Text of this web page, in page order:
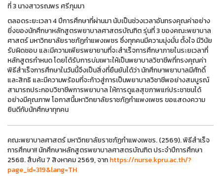
ที่ 3 นางสาวรณพร ศรีภุมมา
ตลอดระยะเวลา 4 ปีการศึกษาที่ผ่านมา นับเป็นช่วงเวลาอันทรงคุณค่าอย่าง
ยิ่งของนักศึกษาหลักสูตรพยาบาลศาสตรบัณฑิต รุ่นที่ 3 ของคณะพยาบาล
ศาสตร์ มหาวิทยาลัยราชภัฏกำแพงเพชร ซึ่งทุกคนมีความมุ่งมั่น ตั้งใจ มีวินัย
รับผิดชอบ และมีความเพียรพยายามที่จะสำเร็จการศึกษาภายในระยเวลาที่
หลักสูตรกำหนด โดยได้รับการบ่มเพาะให้เป็นพยาบาลวิชาชีพที่ทรงคุณค่า
พิธีสำเร็จการศึกษาในวันนี้จึงเป็นสิ่งที่ยืนยันได้ว่า นักศึกษาพยาบาลมีศักดิ์
และสิทธิ และมีความพร้อมที่จะก้าวสู่การเป็นพยาบาลวิชาชีพอย่างสมบูรณ์
สามารถประกอบวิชาชีพการพยาบาล ให้การดูแลสุขภาพแก่ประชาชนได้
อย่างมีคุณภาพ โอกาสนี้มหาวิทยาลัยราชภัฏกำแพงเพชร ขอแสดงความ
ยินดีกับนักศึกษาทุกคน
คณะพยาบาลศาสตร์ มหาวิทยาลัยราชภัฏกำแพงเพชร. (2569). พิธีสำเร็จ
การศึกษา!! นักศึกษาหลักสูตรพยาบาลศาสตรบัณฑิต ประจำปีการศึกษา
2568. สืบค้น 7 สิงหาคม 2569, จากhttps://nurse.kpru.ac.th/?
page_id=319&lang=TH